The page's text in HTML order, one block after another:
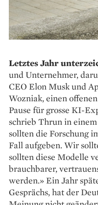
Letztes Jahr
und Unternehmer,
CEO Elon Musk und
Wozniak, einen
Pause für grosse KI-
schrieb Thrun in
sollten die Forschung
Fall aufgeben. Wir
sollten diese Modelle
brauchbarer,
werden.» Ein Jahr
Gesprächs, hat der